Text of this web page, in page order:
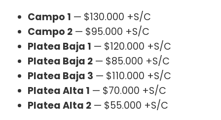
Campo 1 — $130.000 +S/C
Campo 2 — $95.000 +S/C
Platea Baja 1 — $120.000 +S/C
Platea Baja 2 — $85.000 +S/C
Platea Baja 3 — $110.000 +S/C
Platea Alta 1 — $70.000 +S/C
Platea Alta 2 — $55.000 +S/C